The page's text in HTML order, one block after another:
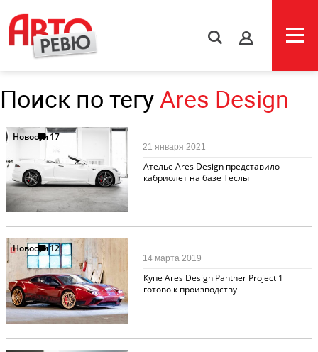
s
Поиск по тегу Ares Design
Новости17
Ателье Ares Design представило
кабриолет на базе Теслы
21 января 2021
Новости12
Купе Ares Design Panther Project 1
готово к производству
14 марта 2019